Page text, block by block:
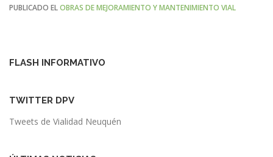
PUBLICADO ELOBRAS DE MEJORAMIENTO Y MANTENIMIENTO VIAL
FLASH INFORMATIVO
TWITTER DPV
Tweets de Vialidad Neuquén